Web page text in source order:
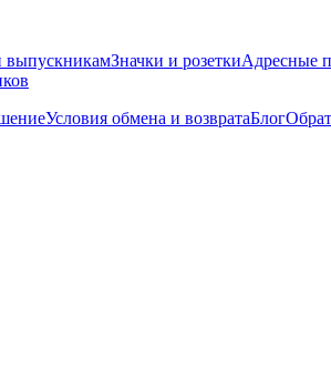
выпускникамЗначки и розеткиАдресные
Условия обмена и возвратаБлог